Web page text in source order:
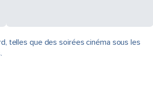
telles que des soirées cinéma sous les